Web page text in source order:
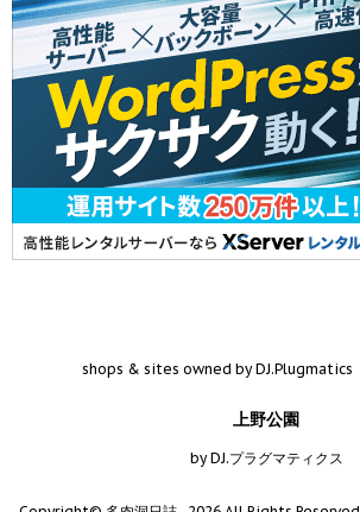
shops & sites owned by DJ.Plugmatics
上野公園
by DJ.プラグマティクス